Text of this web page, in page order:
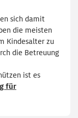
sich damit
die meisten
Kindesalter zu
die Betreuung
ist es
für